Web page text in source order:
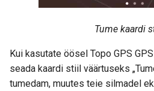
Tume kaardi
Kui kasutate öösel Topo GPS
seada kaardi stiil väärtuseks
tumedam, muutes teie silmadel